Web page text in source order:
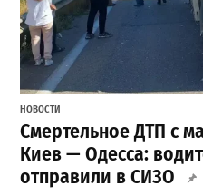
НОВОСТИ
Смертельное ДТП с
Киев — Одесса:
отправили в СИЗО